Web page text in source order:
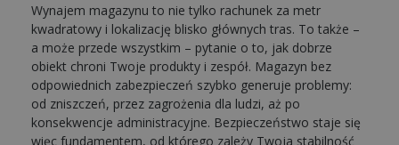
Wynajem magazynu to nie tylko rachunek za metr
kwadratowy i lokalizację blisko głównych tras. To także –
a może przede wszystkim – pytanie o to, jak dobrze
obiekt chroni Twoje produkty i zespół. Magazyn bez
odpowiednich zabezpieczeń szybko generuje problemy:
od zniszczeń, przez zagrożenia dla ludzi, aż po
konsekwencje administracyjne. Bezpieczeństwo staje się
więc fundamentem, od którego zależy Twoja stabilność
Paulina Machałowska